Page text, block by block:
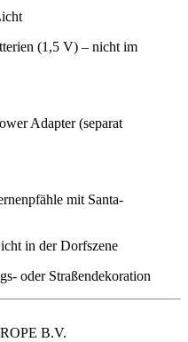
(1,5 V) – nicht im
Adapter (separat
mit Santa-
in der Dorfszene
oder Straßendekoration
B.V.